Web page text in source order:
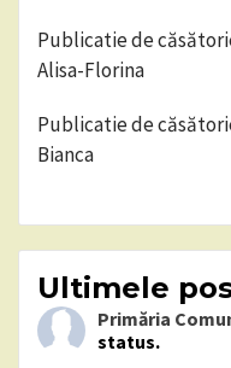
Publicatie de
Alisa-Florina
Publicatie de
Bianca
Ultimele
Primăria
status.